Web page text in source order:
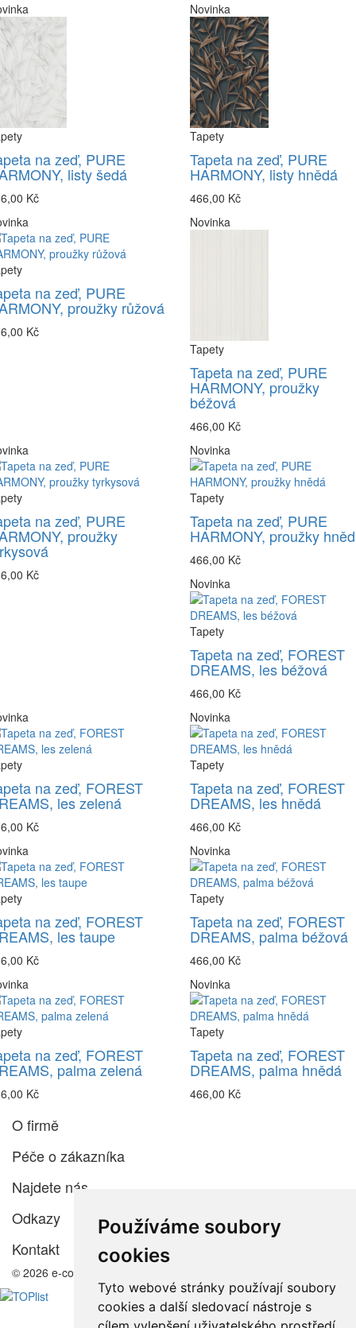
Používáme soubory
cookies
Tyto webové stránky používají soubory
cookies a další sledovací nástroje s
na zeď, PURE
listy šedá
Kč
Novinka
Tapety
Tapeta na zeď, PURE
HARMONY, listy hnědá
466,00 Kč
na zeď, PURE
proužky růžová
Kč
Novinka
Tapety
Tapeta na zeď, PURE
HARMONY, proužky
béžová
466,00 Kč
na zeď, PURE
proužky
Kč
Novinka
Tapety
Tapeta na zeď, PURE
HARMONY, proužky
466,00 Kč
Novinka
Tapety
Tapeta na zeď, FOREST
DREAMS, les béžová
466,00 Kč
na zeď, FOREST
les zelená
Kč
Novinka
Tapety
Tapeta na zeď, FOREST
DREAMS, les hnědá
466,00 Kč
na zeď, FOREST
les taupe
Kč
Novinka
Tapety
Tapeta na zeď, FOREST
DREAMS, palma béžová
466,00 Kč
na zeď, FOREST
palma zelená
Kč
Novinka
Tapety
Tapeta na zeď, FOREST
DREAMS, palma hnědá
466,00 Kč
O firmě
Péče o zákazníka
Najdete nás
Odkazy
Kontakt
© 2026 e-color.cz